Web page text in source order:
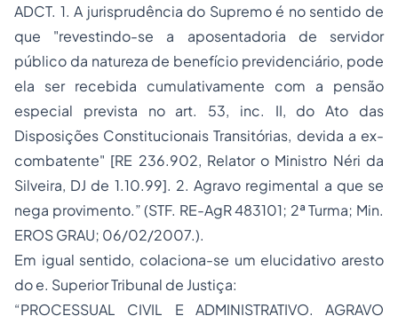
ADCT. 1. A jurisprudência do Supremo é no sentido de
que "revestindo-se a aposentadoria de servidor
público da natureza de benefício previdenciário, pode
ela ser recebida cumulativamente com a pensão
especial prevista no art. 53, inc. II, do Ato das
Disposições Constitucionais Transitórias, devida a ex-
combatente" [RE 236.902, Relator o Ministro Néri da
Silveira, DJ de 1.10.99]. 2. Agravo regimental a que se
nega provimento.” (STF. RE-AgR 483101; 2ª Turma; Min.
EROS GRAU; 06/02/2007.).
Em igual sentido, colaciona-se um elucidativo aresto
do e. Superior Tribunal de Justiça:
“PROCESSUAL CIVIL E ADMINISTRATIVO. AGRAVO